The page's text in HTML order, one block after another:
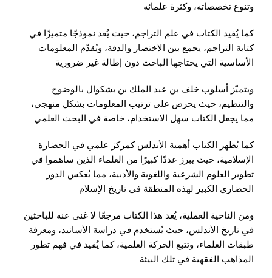
وتنوع تخصصاته، وكثرة علمائه
كما يُفيد الكتاب في علم التراجم، حيث يُعد نموذجًا متميزًا في
كتابة التراجم، يجمع بين الاختصار والدقة، ويُقدّم المعلومات
الأساسية التي يحتاجها الباحث دون إطالة غير ضرورية
ويتميّز أسلوب خلف بن عبد الملك بن بشكوال بالوضوح
والتنظيم، حيث يحرص على ترتيب المعلومات بشكل منهجي،
مما يجعل الكتاب سهل الاستخدام، خاصة في البحث العلمي
كما يُظهر الكتاب أهمية الأندلس كمركز علمي في الحضارة
الإسلامية، حيث يبرز عددًا كبيرًا من العلماء الذين ساهموا في
تطوير العلوم الشرعية واللغوية والأدبية، مما يُعكس الدور
الحضاري الكبير لهذه المنطقة في تاريخ الإسلام
ومن الناحية العملية، يُعد هذا الكتاب مرجعًا لا غنى عنه للباحثين
في تاريخ الأندلس، حيث يُستخدم في دراسة الأسانيد، ومعرفة
طبقات العلماء، وتتبع الحركة العلمية، كما يُفيد في فهم تطور
المذاهب الفقهية في تلك البيئة